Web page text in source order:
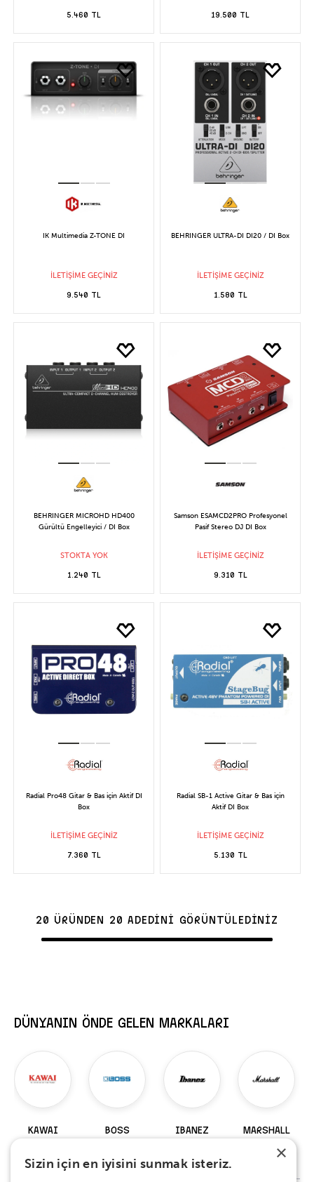
5.460 TL 19.500 TL
IK Multimedia Z-TONE DI
İLETİŞİME GEÇİNİZ
9.540 TL
BEHRINGER ULTRA-DI DI20 / DI Box
İLETİŞİME GEÇİNİZ
1.580 TL
BEHRINGER MICROHD HD400
Gürültü Engelleyici / DI Box
STOKTA YOK
1.240 TL
Samson ESAMCD2PRO Profesyonel
Pasif Stereo DJ DI Box
İLETİŞİME GEÇİNİZ
9.310 TL
Radial Pro48 Gitar & Bas için Aktif DI
Box
İLETİŞİME GEÇİNİZ
7.360 TL
Radial SB-1 Active Gitar & Bas için
Aktif DI Box
İLETİŞİME GEÇİNİZ
5.130 TL
20 ÜRÜNDEN 20 ADEDİNİ GÖRÜNTÜLEDİNİZ
DÜNYANIN ÖNDE GELEN MARKALARI
KAWAI BOSS IBANEZ MARSHALL
147 Ürün×
Sizin için en iyisini sunmak isteriz.